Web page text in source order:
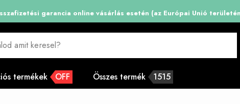
garancia online vásárlás esetén (az Európai Unió
amit keresel?
termékek OFF Összes termék 1515